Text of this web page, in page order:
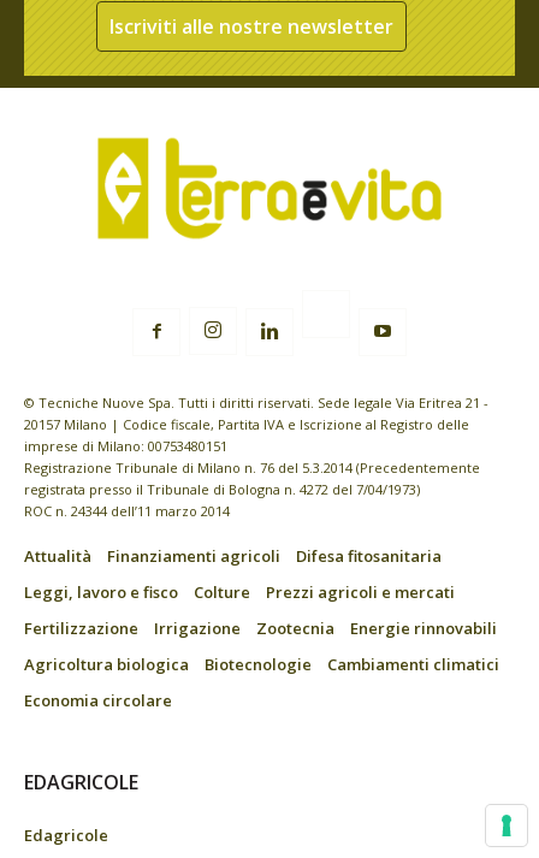
Iscriviti alle nostre newsletter
© Tecniche Nuove Spa. Tutti i diritti riservati. Sede legale Via Eritrea 21 -
20157 Milano | Codice fiscale, Partita IVA e Iscrizione al Registro delle
imprese di Milano: 00753480151
Registrazione Tribunale di Milano n. 76 del 5.3.2014 (Precedentemente
registrata presso il Tribunale di Bologna n. 4272 del 7/04/1973)
ROC n. 24344 dell’11 marzo 2014
Attualità Finanziamenti agricoli
Difesa fitosanitaria
Leggi, lavoro e fisco
Colture
Prezzi agricoli e mercati
Fertilizzazione
Irrigazione Zootecnia
Energie rinnovabili
Agricoltura biologica
Biotecnologie
Cambiamenti climatici
Economia circolare
EDAGRICOLE
Edagricole